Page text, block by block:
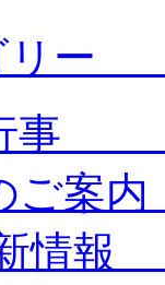
リ
行事
のご
新情